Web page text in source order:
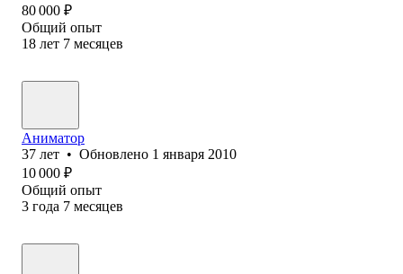
80 000 ₽
Общий опыт
18 лет 7 месяцев
Аниматор
37 лет • Обновлено 1 января 2010
10 000 ₽
Общий опыт
3 года 7 месяцев